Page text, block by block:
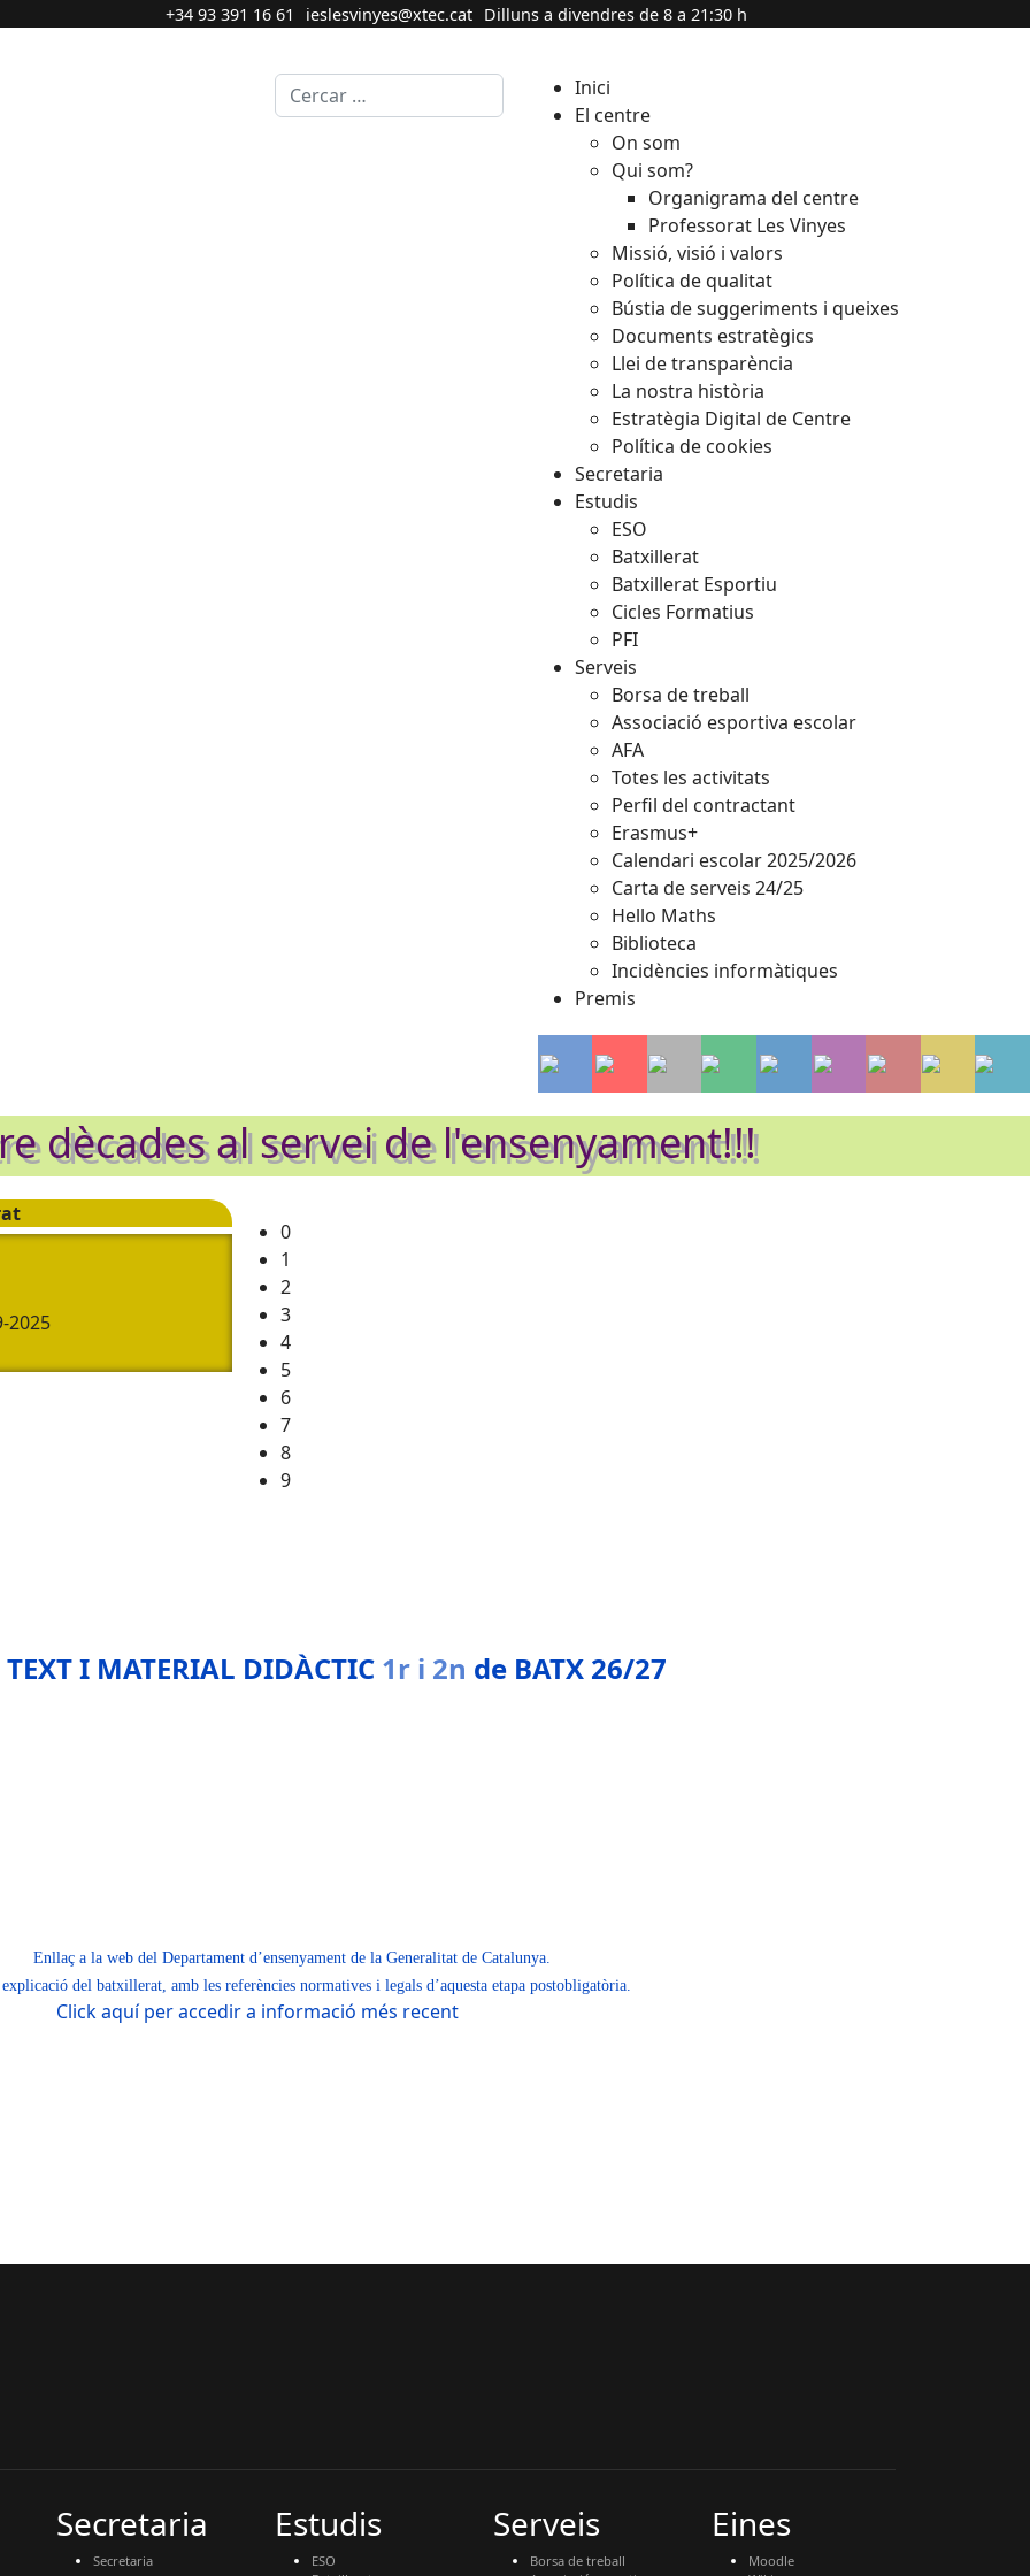
+34 93 391 16 61 ieslesvinyes@xtec.cat Dilluns a divendres de 8 a 21:30 h
Cercar...
Inici
El centre
On som
Qui som?
Organigrama del centre
Professorat Les Vinyes
Missió, visió i valors
Política de qualitat
Bústia de suggeriments i queixes
Documents estratègics
Llei de transparència
La nostra història
Estratègia Digital de Centre
Política de cookies
Secretaria
Estudis
ESO
Batxillerat
Batxillerat Esportiu
Cicles Formatius
PFI
Serveis
Borsa de treball
Associació esportiva escolar
AFA
Totes les activitats
Perfil del contractant
Erasmus+
Calendari escolar 2025/2026
Carta de serveis 24/25
Hello Maths
Biblioteca
Incidències informàtiques
Premis
dècades al servei de l'ensenyament!!!
2025
0
1
2
3
4
5
6
7
8
9
TEXT I MATERIAL DIDÀCTIC 1r i 2n de BATX 26/27
Enllaç a la web del Departament d’ensenyament de la Generalitat de Catalunya.
del batxillerat, amb les referències normatives i legals d’aquesta etapa postobligatòria.
Click aquí per accedir a informació més recent
Secretaria
Secretaria
Estudis
ESO
Serveis
Borsa de treball
Eines
Moodle